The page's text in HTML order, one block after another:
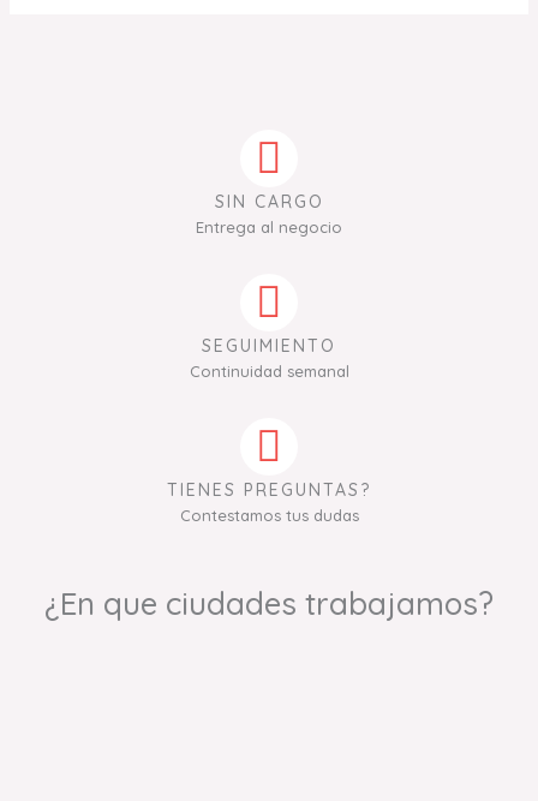
SIN CARGO
Entrega al negocio
SEGUIMIENTO
Continuidad semanal
TIENES PREGUNTAS?
Contestamos tus dudas
¿En que ciudades trabajamos?